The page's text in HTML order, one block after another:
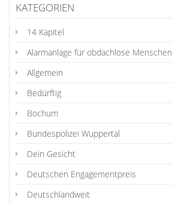
KATEGORIEN
14 Kapitel
Alarmanlage für obdachlose Menschen
Allgemein
Bedürftig
Bochum
Bundespolizei Wuppertal
Dein Gesicht
Deutschen Engagementpreis
Deutschlandweit